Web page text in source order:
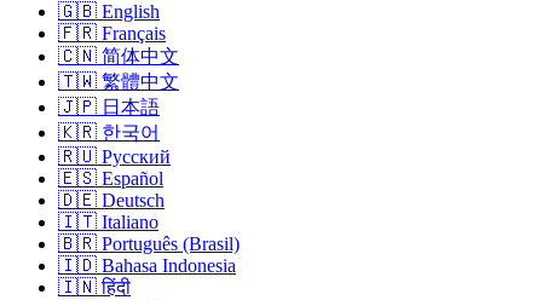
🇬🇧 English
🇫🇷 Français
🇨🇳 简体中文
🇹🇼 繁體中文
🇯🇵 日本語
🇰🇷 한국어
🇷🇺 Русский
🇪🇸 Español
🇩🇪 Deutsch
🇮🇹 Italiano
🇧🇷 Português (Brasil)
🇮🇩 Bahasa Indonesia
🇮🇳 हिंदी